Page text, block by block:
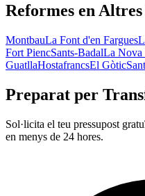
Reformes en
MontbauLa Font d'en Fargues
Fort PiencSants-BadalLa Nova
GuatllaHostafrancsEl Gòtic
Preparat per
Sol·licita el teu pressupost
en menys de 24 hores.